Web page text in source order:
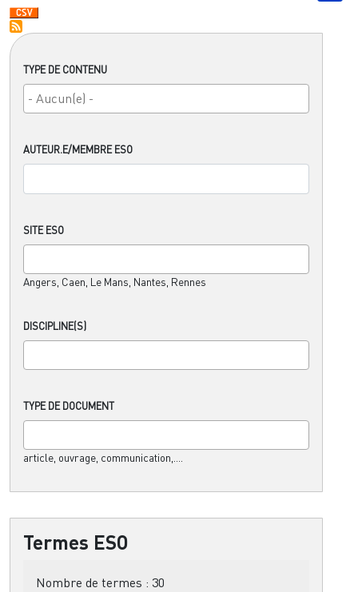
TYPE DE CONTENU
AUTEUR.E/MEMBRE ESO
SITE ESO
Angers, Caen, Le Mans, Nantes, Rennes
DISCIPLINE(S)
TYPE DE DOCUMENT
article, ouvrage, communication,....
Termes ESO
Nombre de termes : 30